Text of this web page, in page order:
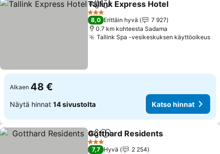
Jaa Lisää suosikkeihin
Tallink Express Hotel
3 Tähtiluokitus
8,0 Erittäin hyvä
7 927
0.7 km kohteesta Sadama
Tallink Spa -vesikeskuksen käyttöoikeus
Alkaen 48 €
Näytä hinnat 14 sivustolta Katso hinnat
Jaa Lisää suosikkeihin
Gotthard Residents
3 Tähtiluokitus
7,7 Hyvä
2 254